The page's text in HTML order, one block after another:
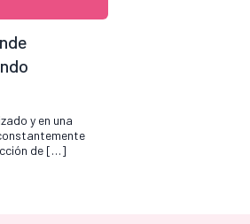
y en una
de […]